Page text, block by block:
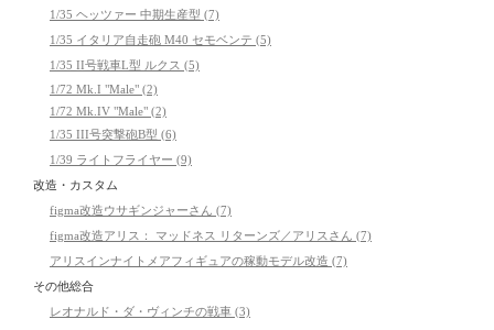
1/35 ヘッツァー 中期生産型 (7)
1/35 イタリア自走砲 M40 セモベンテ (5)
1/35 II号戦車L型 ルクス (5)
1/72 Mk.I "Male" (2)
1/72 Mk.IV "Male" (2)
1/35 III号突撃砲B型 (6)
1/39 ライトフライヤー (9)
改造・カスタム
figma改造ウサギンジャーさん (7)
figma改造アリス： マッドネス リターンズ／アリスさん (7)
アリスインナイトメアフィギュアの稼動モデル改造 (7)
その他総合
レオナルド・ダ・ヴィンチの戦車 (3)